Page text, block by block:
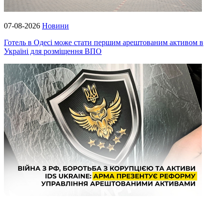
07-08-2026 Новини
Готель в Одесі може стати першим арештованим активом в
Україні для розміщення ВПО